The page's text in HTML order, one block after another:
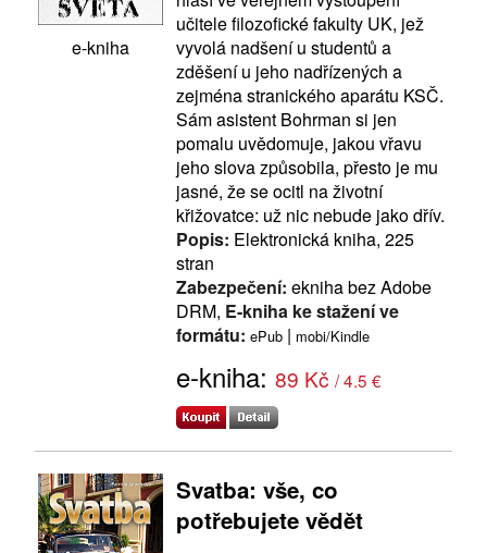
e-kniha
učitele filozofické fakulty UK, jež
vyvolá nadšení u studentů a
zděšení u jeho nadřízených a
zejména stranického aparátu KSČ.
Sám asistent Bohrman si jen
pomalu uvědomuje, jakou vřavu
jeho slova způsobila, přesto je mu
jasné, že se ocitl na životní
křižovatce: už nic nebude jako dřív.
Popis: Elektronická kniha, 225
stran
Zabezpečení: ekniha bez Adobe
DRM, E-kniha ke stažení ve
formátu: ePub | mobi/Kindle
e-kniha: 89 Kč / 4.5 €
Svatba: vše, co
potřebujete vědět